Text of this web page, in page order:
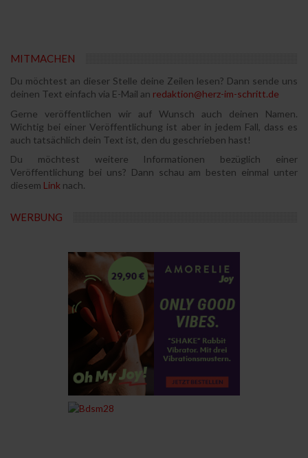
MITMACHEN
Du möchtest an dieser Stelle deine Zeilen lesen? Dann sende uns
deinen Text einfach via E-Mail an redaktion@herz-im-schritt.de
Gerne veröffentlichen wir auf Wunsch auch deinen Namen.
Wichtig bei einer Veröffentlichung ist aber in jedem Fall, dass es
auch tatsächlich dein Text ist, den du geschrieben hast!
Du möchtest weitere Informationen bezüglich einer
Veröffentlichung bei uns? Dann schau am besten einmal unter
diesem Link nach.
WERBUNG